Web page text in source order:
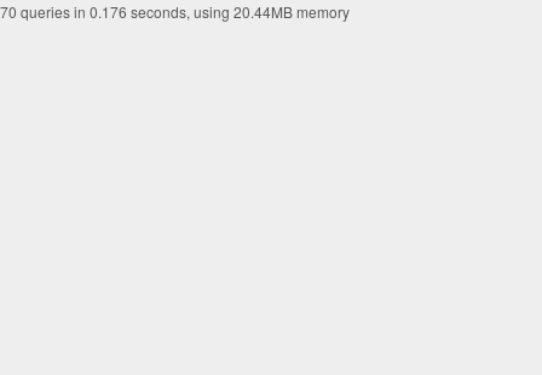
70 queries in 0.176 seconds, using 20.44MB memory